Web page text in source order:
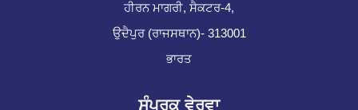
ਹੀਰਨ ਮਾਗਰੀ, ਸੈਕਟਰ-4,
ਉਦੈਪੁਰ (ਰਾਜਸਥਾਨ)- 313001
ਭਾਰਤ
ਸੰਪਰਕ ਵੇਰਵਾ